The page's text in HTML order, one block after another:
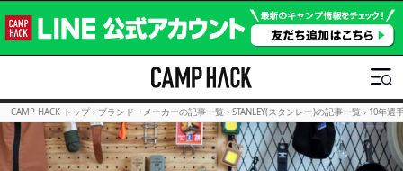
CAMP HACK トップ › ブランド・メーカーの記事一覧 › STANLEY(スタンレー)の記事一覧 › 10年選